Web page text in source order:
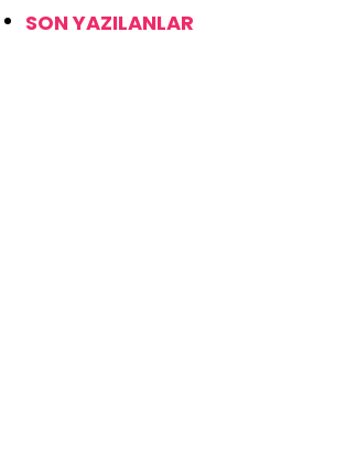
SON YAZILANLAR